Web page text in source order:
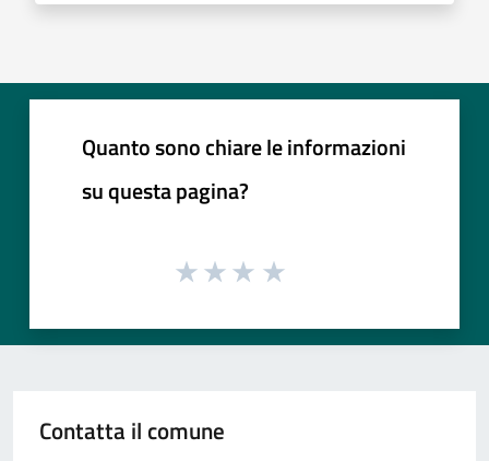
Quanto sono chiare le informazioni
su questa pagina?
Contatta il comune